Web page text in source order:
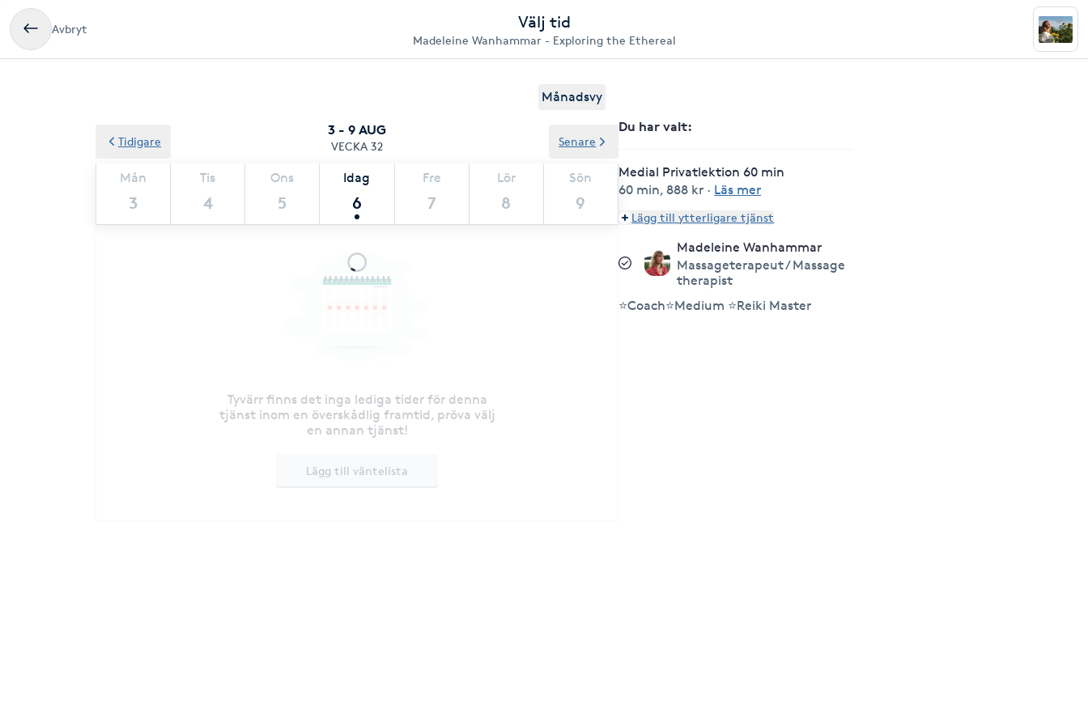
Avbryt Välj tid
Madeleine Wanhammar - Exploring the Ethereal
Månadsvy
3 - 9 AUG
VECKA 32
Mån
3
Tis
4
Ons
5
Idag
6
Fre
7
Lör
8
Sön
9
Tidigare Senare
Tyvärr finns det inga lediga tider för denna
tjänst inom en överskådlig framtid, pröva välj
en annan tjänst!
Lägg till väntelista
Du har valt:
Medial Privatlektion 60 min
60 min,888 kr · Läs mer
Lägg till ytterligare tjänst
Madeleine Wanhammar
Massageterapeut / Massage
therapist
⭐Coach⭐Medium ⭐Reiki Master